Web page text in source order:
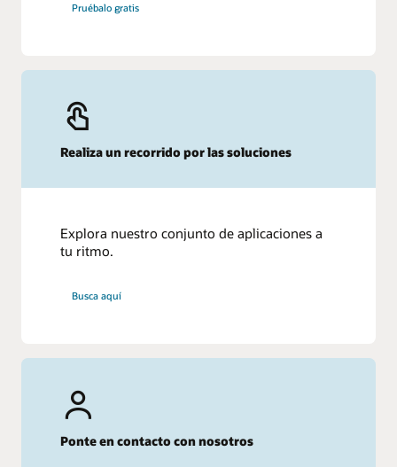
Pruébalo gratis
Realiza un recorrido por las soluciones
Explora nuestro conjunto de aplicaciones a
tu ritmo.
Busca aquí
Ponte en contacto con nosotros